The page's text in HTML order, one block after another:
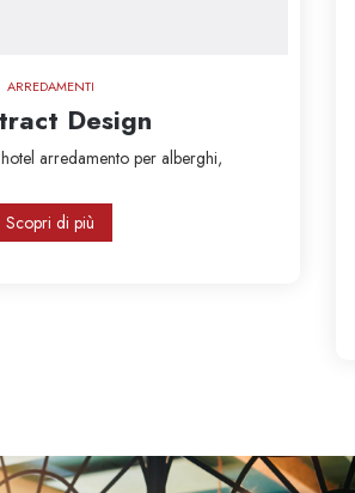
ARREDAMENTI
Design
arredamento per alberghi,
Scopri di più